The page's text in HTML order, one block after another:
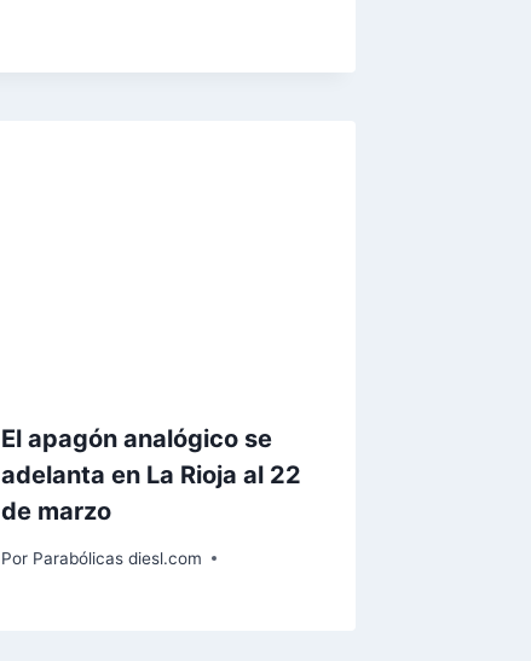
El apagón analógico se
adelanta en La Rioja al 22
de marzo
Por Parabólicas diesl.com